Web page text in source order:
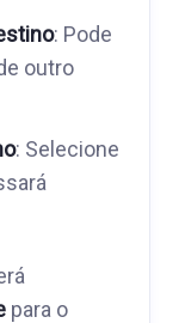
: Pode
outro
: Selecione
para o